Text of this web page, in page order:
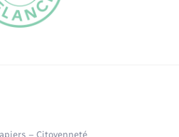
– Citoyenneté